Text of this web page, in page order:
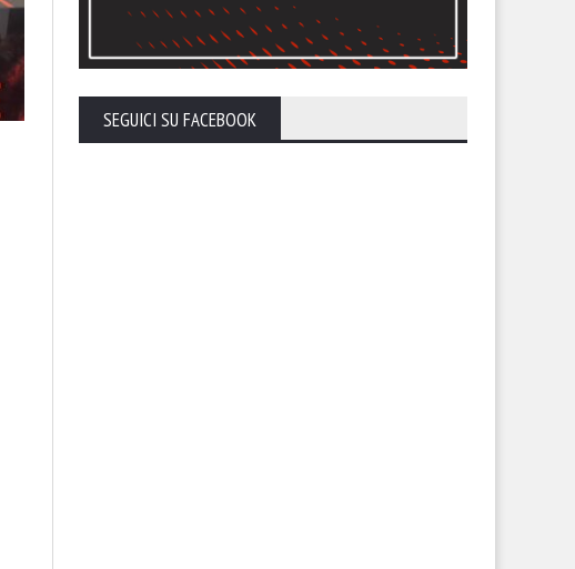
Tutti allo stadio. Il Foggia invita
Il nuovo volto del Foggia.
SEGUICI SU FACEBOOK